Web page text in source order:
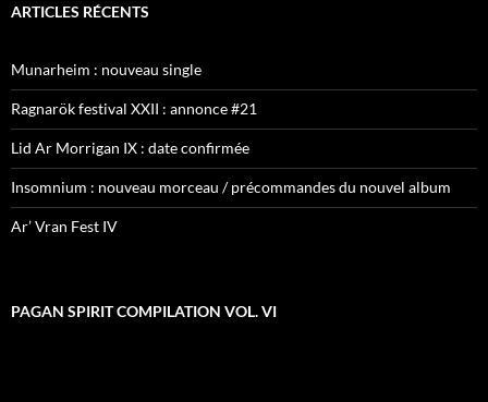
ARTICLES RÉCENTS
Munarheim : nouveau single
Ragnarök festival XXII : annonce #21
Lid Ar Morrigan IX : date confirmée
Insomnium : nouveau morceau / précommandes du nouvel album
Ar’ Vran Fest IV
PAGAN SPIRIT COMPILATION VOL. VI